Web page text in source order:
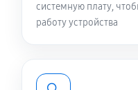
системную плату,
работу устройства